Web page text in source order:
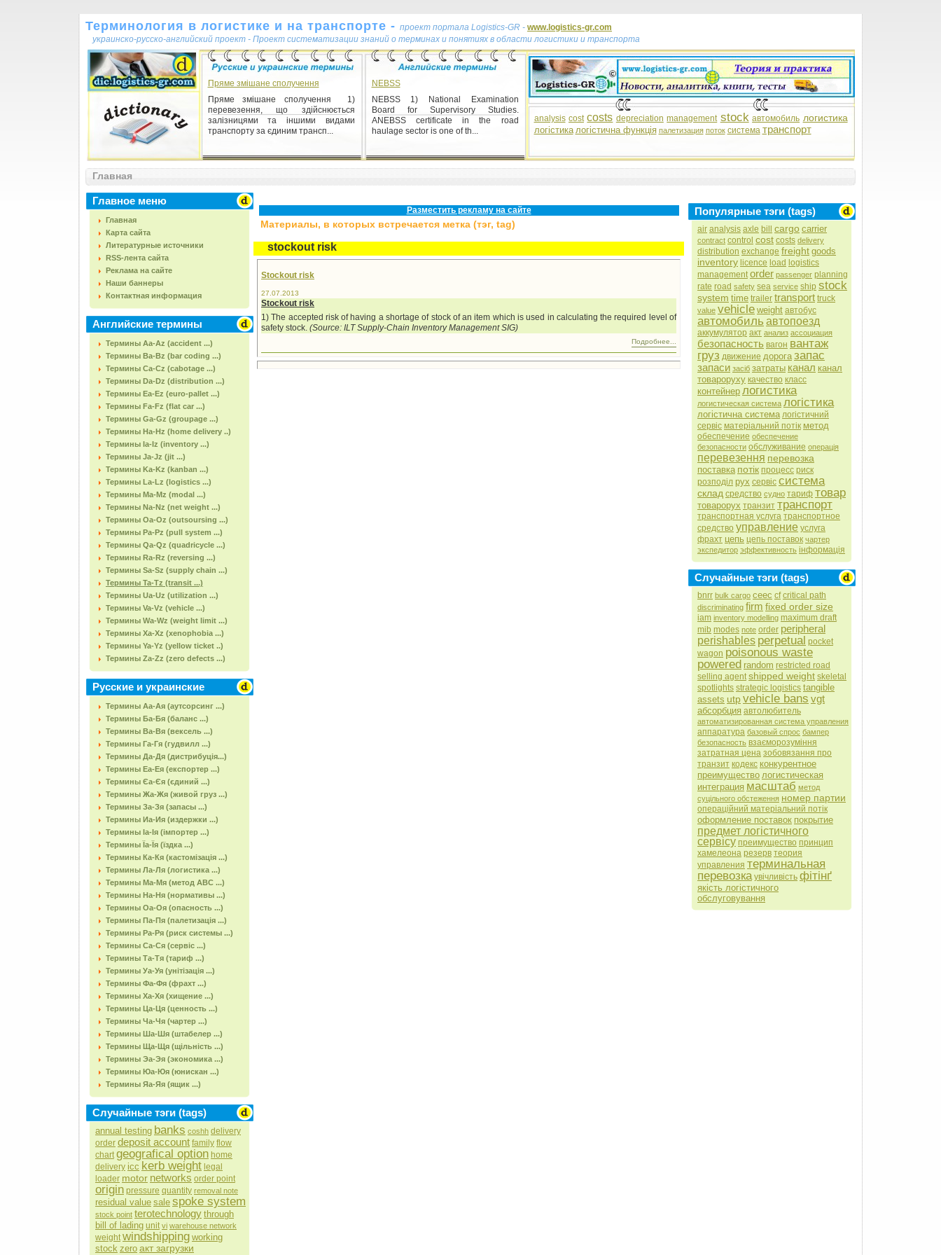
Терминология в логистике и на транспорте - проект портала Logistics-GR - www.logistics-gr.com
украинско-русско-английский проект - Проект систематизации знаний о терминах и понятиях в области логистики и транспорта
Пряме змішане сполучення
Пряме змішане сполучення 1)
перевезення, що здійснюється
залізницями та іншими видами
транспорту за єдиним трансп...
NEBSS
NEBSS 1) National Examination
Board for Supervisory Studies.
ANEBSS certificate in the road
haulage sector is one of th...
analysis cost costs depreciation management stock автомобиль логистика
логістика логістична функція палетизация поток система транспорт
Главная
Главное меню
Главная
Карта сайта
Литературные источники
RSS-лента сайта
Реклама на сайте
Наши баннеры
Контактная информация
Английские термины
Термины Aa-Az (accident ...)
Термины Ba-Bz (bar coding ...)
Термины Ca-Cz (cabotage ...)
Термины Da-Dz (distribution ...)
Термины Ea-Ez (euro-pallet ...)
Термины Fa-Fz (flat car ...)
Термины Ga-Gz (groupage ...)
Термины Ha-Hz (home delivery ..)
Термины Ia-Iz (inventory ...)
Термины Ja-Jz (jit ...)
Термины Ka-Kz (kanban ...)
Термины La-Lz (logistics ...)
Термины Ma-Mz (modal ...)
Термины Na-Nz (net weight ...)
Термины Oa-Oz (outsoursing ...)
Термины Pa-Pz (pull system ...)
Термины Qa-Qz (quadricycle ...)
Термины Ra-Rz (reversing ...)
Термины Sa-Sz (supply chain ...)
Термины Ta-Tz (transit ...)
Термины Ua-Uz (utilization ...)
Термины Va-Vz (vehicle ...)
Термины Wa-Wz (weight limit ...)
Термины Xa-Xz (xenophobia ...)
Термины Ya-Yz (yellow ticket ..)
Термины Za-Zz (zero defects ...)
Русские и украинские
Термины Аа-Ая (аутсорсинг ...)
Термины Ба-Бя (баланс ...)
Термины Ва-Вя (вексель ...)
Термины Га-Гя (гудвилл ...)
Термины Да-Дя (дистрибуція...)
Термины Еа-Ея (експортер ...)
Термины Єа-Єя (єдиний ...)
Термины Жа-Жя (живой груз ...)
Термины За-Зя (запасы ...)
Термины Иа-Ия (издержки ...)
Термины Іа-Ія (імпортер ...)
Термины Їа-Їя (їздка ...)
Термины Ка-Кя (кастомізація ...)
Термины Ла-Ля (логистика ...)
Термины Ма-Мя (метод АВС ...)
Термины На-Ня (нормативы ...)
Термины Оа-Оя (опасность ...)
Термины Па-Пя (палетизація ...)
Термины Ра-Ря (риск системы ...)
Термины Са-Ся (сервіс ...)
Термины Та-Тя (тариф ...)
Термины Уа-Уя (унітізація ...)
Термины Фа-Фя (фрахт ...)
Термины Ха-Хя (хищение ...)
Термины Ца-Ця (ценность ...)
Термины Ча-Чя (чартер ...)
Термины Ша-Шя (штабелер ...)
Термины Ща-Щя (щільність ...)
Термины Эа-Эя (экономика ...)
Термины Юа-Юя (юнискан ...)
Термины Яа-Яя (ящик ...)
Случайные тэги (tags)
annual testing banks coshh delivery
order deposit account family flow
chart geografical option home
delivery icc kerb weight legal
loader motor networks order point
origin pressure quantity removal note
residual value sale spoke system
stock point terotechnology through
bill of lading unit vi warehouse network
weight windshipping working
stock zero акт загрузки
Разместить рекламу на сайте
Материалы, в которых встречается метка (тэг, tag)
stockout risk
Stockout risk
27.07.2013
Stockout risk
1) The accepted risk of having a shortage of stock of an item which is used in calculating the required level of
safety stock. (Source: ILT Supply-Chain Inventory Management SIG)
Подробнее...
Популярные тэги (tags)
air analysis axle bill cargo carrier
contract control cost costs delivery
distribution exchange freight goods
inventory licence load logistics
management order passenger planning
rate road safety sea service ship stock
system time trailer transport truck
value vehicle weight автобус
автомобиль автопоезд
аккумулятор акт анализ ассоциация
безопасность вагон вантаж
груз движение дорога запас
запаси засіб затраты канал канал
товароруху качество класс
контейнер логистика
логистическая система логістика
логістична система логістичний
сервіс матеріальний потік метод
обеспечение обеспечение
безопасности обслуживание операція
перевезення перевозка
поставка потік процесс риск
розподіл рух сервіс система
склад средство судно тариф товар
товарорух транзит транспорт
транспортная услуга транспортное
средство управление услуга
фрахт цепь цепь поставок чартер
экспедитор эффективность інформація
Случайные тэги (tags)
bnrr bulk cargo ceec cf critical path
discriminating firm fixed order size
iam inventory modelling maximum draft
mib modes note order peripheral
perishables perpetual pocket
wagon poisonous waste
powered random restricted road
selling agent shipped weight skeletal
spotlights strategic logistics tangible
assets utpvehicle bans vgt
абсорбция автолюбитель
автоматизированная система управления
аппаратура базовый спрос бампер
безопасность взаєморозуміння
затратная цена зобовязання про
транзит кодекс конкурентное
преимущество логистическая
интеграция масштаб метод
суцільного обстеження номер партии
операційний матеріальний потік
оформление поставок покрытие
предмет логістичного
сервісу преимущество принцип
хамелеона резерв теория
управления терминальная
перевозка увічливість фітінґ
якість логістичного
обслуговування